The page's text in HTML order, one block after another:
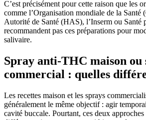
C’est précisément pour cette raison que les
comme l’Organisation mondiale de la Santé
Autorité de Santé (HAS), l’Inserm ou Santé
recommandent pas ces préparations pour
salivaire.
Spray anti-THC maison ou
commercial : quelles
Les recettes maison et les sprays
généralement le même objectif : agir
cavité buccale. Pourtant, ces deux approches